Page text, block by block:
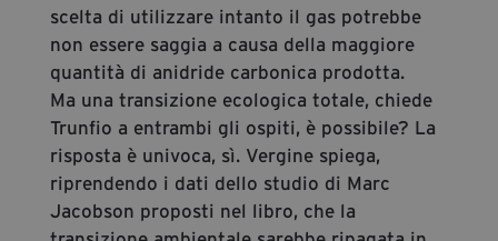
scelta di utilizzare intanto il gas potrebbe
non essere saggia a causa della maggiore
quantità di anidride carbonica prodotta.
Ma una transizione ecologica totale, chiede
Trunfio a entrambi gli ospiti, è possibile? La
risposta è univoca, sì. Vergine spiega,
riprendendo i dati dello studio di Marc
Jacobson proposti nel libro, che la